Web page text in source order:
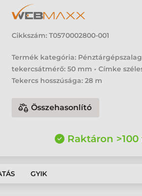
Cikkszám: T0570002800-001
Termék kategória: Pénztárgépszalag
tekercsátmérő: 50 mm • Címke
Tekercs hosszúsága: 28 m
Összehasonlító
Raktáron
GYIK